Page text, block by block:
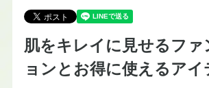
肌をキレイに見せるファ
ョンとお得に使えるアイ